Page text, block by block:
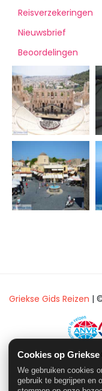
Cookies op
We gebruiken cookies
gebruik te begrijpen en
Reisverzekeringen
Nieuwsbrief
Beoordelingen
Griekse Gids Reizen |
SGR